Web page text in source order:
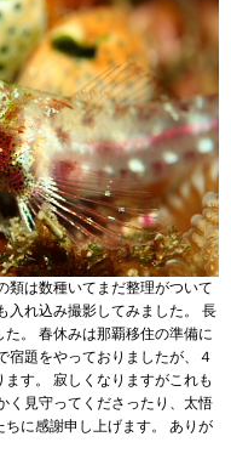
類は数種いてまだ整理がついて
入れ込み撮影してみました。 長
。 春休みは那覇移住の準備に
宿題をやっておりましたが、４
す。 寂しくなりますがこれも
く見守ってくださったり、太悟
に感謝申し上げます。 ありが